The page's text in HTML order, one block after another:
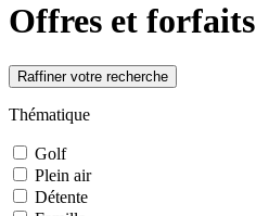
Offres et forfaits
Raffiner votre recherche
Thématique
Golf
Plein air
Détente